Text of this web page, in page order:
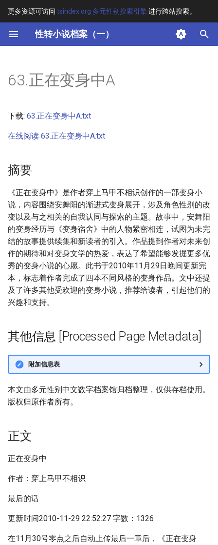
更多资源可访问 tsindex.org 多元性别搜索引擎进行跨站搜索。
性转小说档案（一）
键
开
搜
索
其他信息 [Processed Page
63.正在变身中A
下载: 63.正在变身中A.txt
在线阅读 63.正在变身中A.txt
摘要
《正在变身中》是作者穿上马甲不相识创作的一部变身小
说，内容围绕安舞阳的渐进式变身展开，涉及角色性别的改
变以及与之相关的自我认同与探索的主题。故事中，安舞阳
的变身经历与《变身宿舍》中的人物紧密相连，试图为未完
结的故事提供续集和新读者的引入。作品提到作者对未来创
作的期待和对变身文学的热爱，表达了希望能够发掘更多优
秀的变身小说的心愿。此书于2010年11月29日晚间更新完
本，标志着作者完成了四本不同风格的变身作品。文中还提
及了许多其他受欢迎的变身小说，推荐给读者，引起他们的
兴趣和支持。
其他信息 [Processed Page Metadata]
附加信息表
本文由多元性别中文数字档案馆归档整理，仅供存档使用。
版权归原作者所有。
正文
正在变身中
作者：穿上马甲不相识
最后的话
更新时间2010-11-29 22:52:27 字数：1326
在11月30号零点之后自动上传最后一章后，《正在变身